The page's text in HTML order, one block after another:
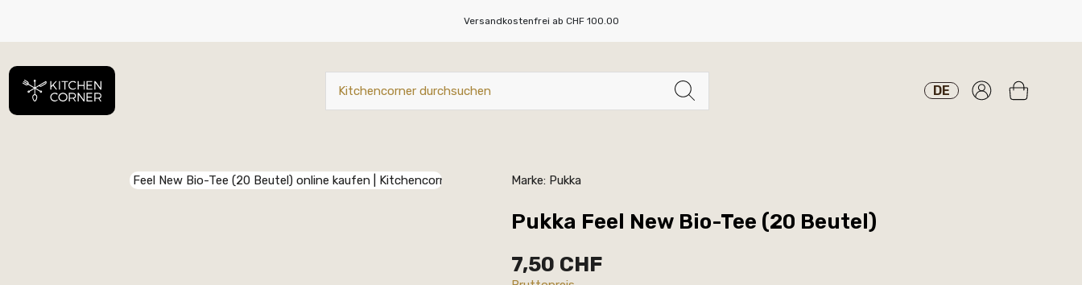
Versandkostenfrei ab CHF 100.00
DE
Marke: Pukka
Pukka Feel New Bio-Tee (20 Beutel)
7,50 CHF